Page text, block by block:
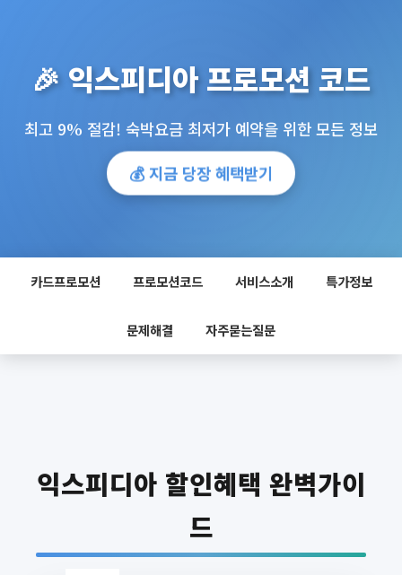
🎉 익스피디아 프로모션 코드
최고 9% 절감! 숙박요금 최저가 예약을 위한 모든 정보
💰 지금 당장 혜택받기
카드프로모션 프로모션코드 서비스소개 특가정보
문제해결 자주묻는질문
익스피디아 할인혜택 완벽가이
드